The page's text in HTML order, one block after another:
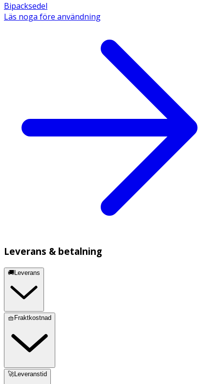
Bipacksedel
Läs noga före användning
Leverans & betalning
🚚Leverans
🧺Fraktkostnad
🚀Leveranstid